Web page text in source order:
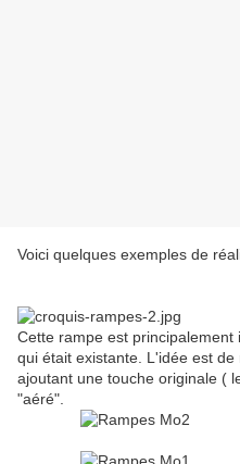
Voici quelques exemples de
Cette rampe est
qui était existante. L'idée est
ajoutant une touche originale (
"aéré".